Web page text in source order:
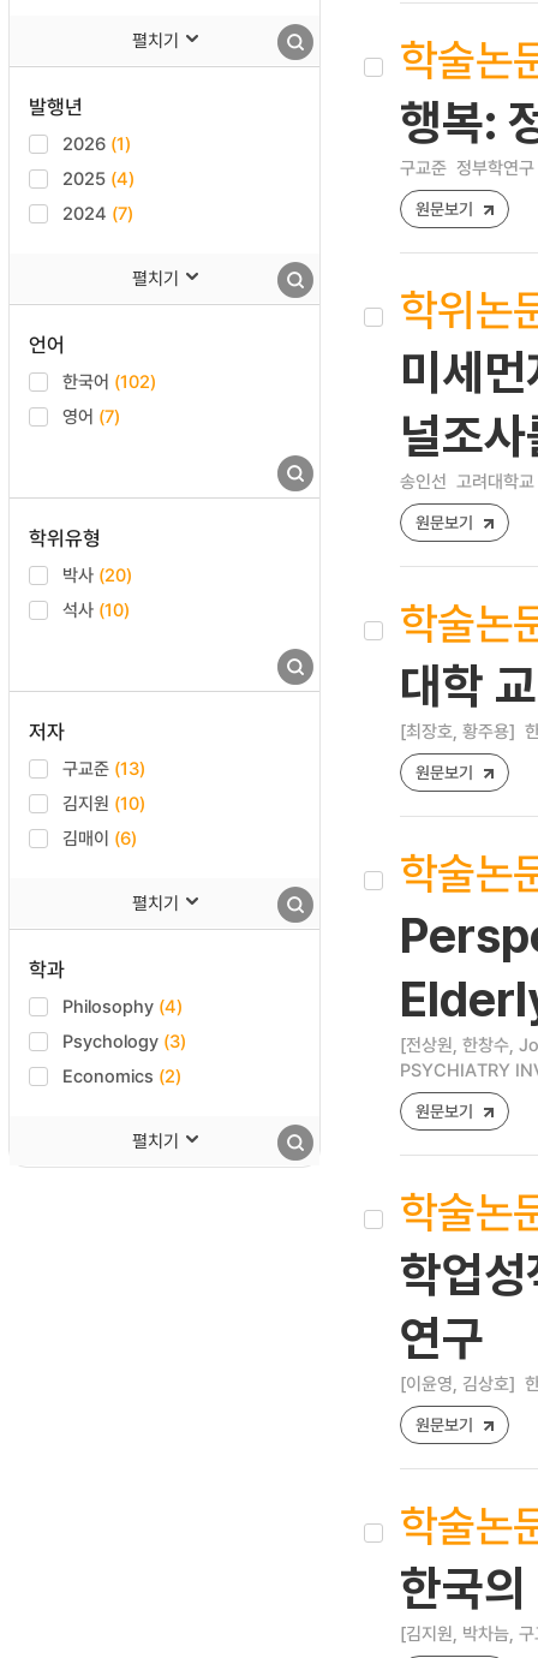
펼치기
발행년
2026 (1)
2025 (4)
2024 (7)
펼치기
언어
한국어 (102)
영어 (7)
학위유형
박사 (20)
석사 (10)
저자
구교준 (13)
김지원 (10)
김매이 (6)
펼치기
학과
Philosophy (4)
Psychology (3)
Economics (2)
펼치기
학술논
행복:
구교준 정부학연
원문보기
학위논
미세
널조
송인선 고려대학
원문보기
학술논
대학
[최장호, 황주용]
원문보기
학술논
[전상원, 한창수,
PSYCHIATRY
원문보기
학술논
학업
연구
[이윤영, 김상호]
원문보기
학술논
한국
[김지원, 박차늠,